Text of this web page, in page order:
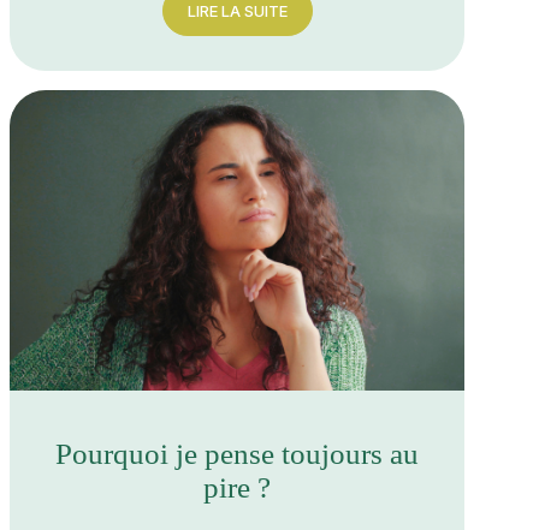
LIRE LA SUITE
Pourquoi je pense toujours au
pire ?